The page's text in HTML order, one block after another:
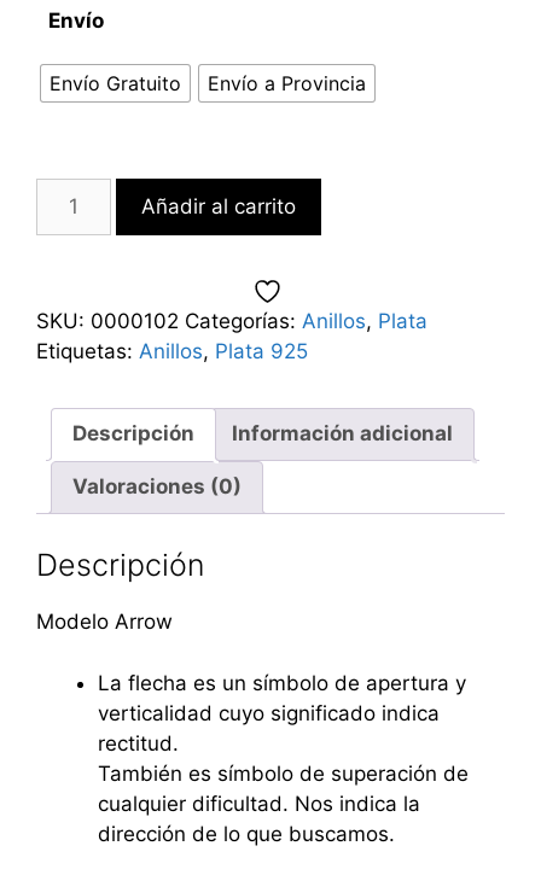
Envío
Envío Gratuito Envío a Provincia
Añadir al carrito
SKU: 0000102 Categorías: Anillos, Plata
Etiquetas: Anillos, Plata 925
Descripción Información adicional
Valoraciones (0)
Descripción
Modelo Arrow
La flecha es un símbolo de apertura y
verticalidad cuyo significado indica
rectitud.
También es símbolo de superación de
cualquier dificultad. Nos indica la
dirección de lo que buscamos.